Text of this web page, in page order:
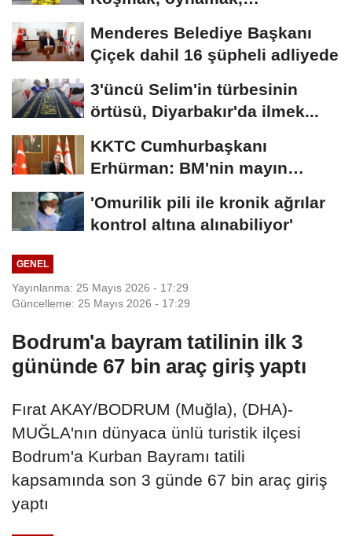
Menderes Belediye Başkanı
Çiçek dahil 16 şüpheli adliyede
3'üncü Selim'in türbesinin
örtüsü, Diyarbakır'da ilmek...
KKTC Cumhurbaşkanı
Erhürman: BM'nin mayın
'Omurilik pili ile kronik ağrılar
kontrol altına alınabiliyor'
GENEL
Yayınlanma: 25 Mayıs 2026 - 17:29
Güncelleme: 25 Mayıs 2026 - 17:29
Bodrum'a bayram tatilinin ilk 3
gününde 67 bin araç giriş yaptı
Fırat AKAY/BODRUM (Muğla), (DHA)-
MUĞLA'nın dünyaca ünlü turistik ilçesi
Bodrum'a Kurban Bayramı tatili
kapsamında son 3 günde 67 bin araç giriş
yaptı